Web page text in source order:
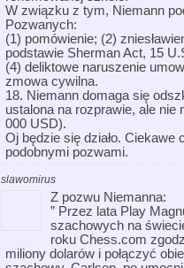
W związku z tym, Niemann
Pozwanych:
(1) pomówienie; (2)
podstawie Sherman Act, 15
(4) deliktowe naruszenie
zmowa cywilna.
18. Niemann domaga się
ustalona na rozprawie, ale nie
000 USD).
Oj będzie się działo.
podobnymi pozwami.
slawomirus
Z pozwu Niemanna:
” Przez lata Play
szachowych na
roku Chess.com
miliony dolarów i połączyć